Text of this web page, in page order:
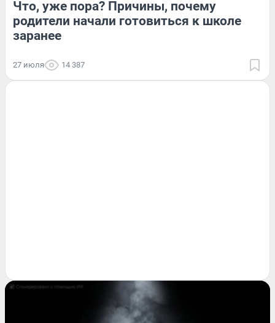
Что, уже пора? Причины, почему
родители начали готовиться к школе
заранее
27 июля 14 387